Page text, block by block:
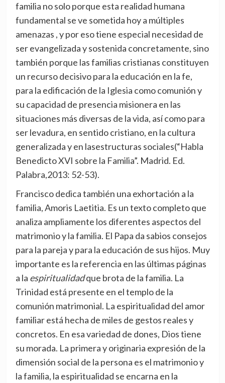
familia no solo porque esta realidad humana
fundamental se ve sometida hoy a múltiples
amenazas , y por eso tiene especial necesidad de
ser evangelizada y sostenida concretamente, sino
también porque las familias cristianas constituyen
un recurso decisivo para la educación en la fe,
para la edificación de la Iglesia como comunión y
su capacidad de presencia misionera en las
situaciones más diversas de la vida, así como para
ser levadura, en sentido cristiano, en la cultura
generalizada y en lasestructuras sociales(“Habla
Benedicto XVI sobre la Familia”. Madrid. Ed.
Palabra,2013: 52-53).
Francisco dedica también una exhortación a la
familia, Amoris Laetitia. Es un texto completo que
analiza ampliamente los diferentes aspectos del
matrimonio y la familia. El Papa da sabios consejos
para la pareja y para la educación de sus hijos. Muy
importante es la referencia en las últimas páginas
a la espiritualidadque brota de la familia. La
Trinidad está presente en el templo de la
comunión matrimonial. La espiritualidad del amor
familiar está hecha de miles de gestos reales y
concretos. En esa variedad de dones, Dios tiene
su morada. La primera y originaria expresión de la
dimensión social de la persona es el matrimonio y
la familia, la espiritualidad se encarna en la